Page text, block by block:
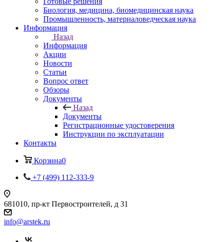
Биология, медицина, биомедицинская наука
Промышленность, материаловедческая наука
Информация
Назад
Информация
Акции
Новости
Статьи
Вопрос ответ
Обзоры
Документы
Назад
Документы
Регистрационные удостоверения
Инструкции по эксплуатации
Контакты
Корзина0
+7 (499) 112-333-9
681010, пр-кт Первостроителей, д 31
info@arstek.ru